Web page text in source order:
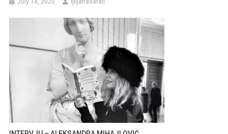
July 18, 2020 ljiljanasarac